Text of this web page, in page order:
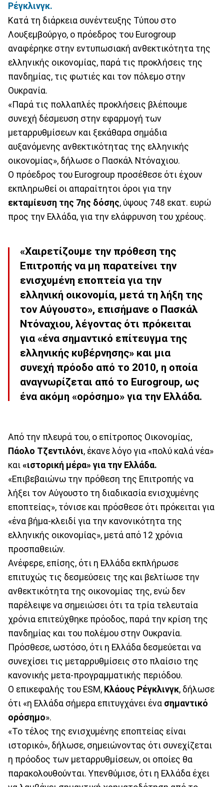
Ρέγκλινγκ.
Κατά τη διάρκεια συνέντευξης Τύπου στο
Λουξεμβούργο, ο πρόεδρος του Eurogroup
αναφέρηκε στην εντυπωσιακή ανθεκτικότητα της
ελληνικής οικονομίας, παρά τις προκλήσεις της
πανδημίας, τις φωτιές και τον πόλεμο στην
Ουκρανία.
«Παρά τις πολλαπλές προκλήσεις βλέπουμε
συνεχή δέσμευση στην εφαρμογή των
μεταρρυθμίσεων και ξεκάθαρα σημάδια
αυξανόμενης ανθεκτικότητας της ελληνικής
οικονομίας», δήλωσε ο Πασκάλ Ντόναχιου.
Ο πρόεδρος του Eurogroup προσέθεσε ότι έχουν
εκπληρωθεί οι απαραίτητοι όροι για την
εκταμίευση της 7ης δόσης, ύψους 748 εκατ. ευρώ
προς την Ελλάδα, για την ελάφρυνση του χρέους.
«Χαιρετίζουμε την πρόθεση της
Επιτροπής να μη παρατείνει την
ενισχυμένη εποπτεία για την
ελληνική οικονομία, μετά τη λήξη της
τον Αύγουστο», επισήμανε ο Πασκάλ
Ντόναχιου, λέγοντας ότι πρόκειται
για «ένα σημαντικό επίτευγμα της
ελληνικής κυβέρνησης» και μια
συνεχή πρόοδο από το 2010, η οποία
αναγνωρίζεται από το Eurogroup, ως
ένα ακόμη «ορόσημο» για την Ελλάδα.
Από την πλευρά του, ο επίτροπος Οικονομίας,
Πάολο Τζεντιλόνι, έκανε λόγο για «πολύ καλά νέα»
και «ιστορική μέρα» για την Ελλάδα.
«Επιβεβαιώνω την πρόθεση της Επιτροπής να
λήξει τον Αύγουστο τη διαδικασία ενισχυμένης
εποπτείας», τόνισε και πρόσθεσε ότι πρόκειται για
«ένα βήμα-κλειδί για την κανονικότητα της
ελληνικής οικονομίας», μετά από 12 χρόνια
προσπαθειών.
Ανέφερε, επίσης, ότι η Ελλάδα εκπλήρωσε
επιτυχώς τις δεσμεύσεις της και βελτίωσε την
ανθεκτικότητα της οικονομίας της, ενώ δεν
παρέλειψε να σημειώσει ότι τα τρία τελευταία
χρόνια επιτεύχθηκε πρόοδος, παρά την κρίση της
πανδημίας και του πολέμου στην Ουκρανία.
Πρόσθεσε, ωστόσο, ότι η Ελλάδα δεσμεύεται να
συνεχίσει τις μεταρρυθμίσεις στο πλαίσιο της
κανονικής μετα-προγραμματικής περιόδου.
Ο επικεφαλής του ESM, Κλάους Ρέγκλινγκ, δήλωσε
ότι «η Ελλάδα σήμερα επιτυγχάνει ένα σημαντικό
ορόσημο».
«Το τέλος της ενισχυμένης εποπτείας είναι
ιστορικό», δήλωσε, σημειώνοντας ότι συνεχίζεται
η πρόοδος των μεταρρυθμίσεων, οι οποίες θα
παρακολουθούνται. Υπενθύμισε, ότι η Ελλάδα έχει